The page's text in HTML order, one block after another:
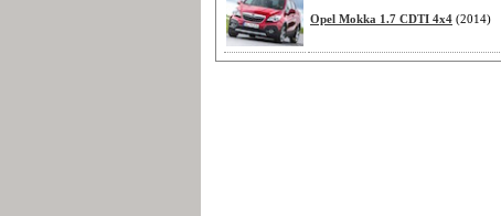
Opel Mokka 1.7 CDTI 4x4 (2014)